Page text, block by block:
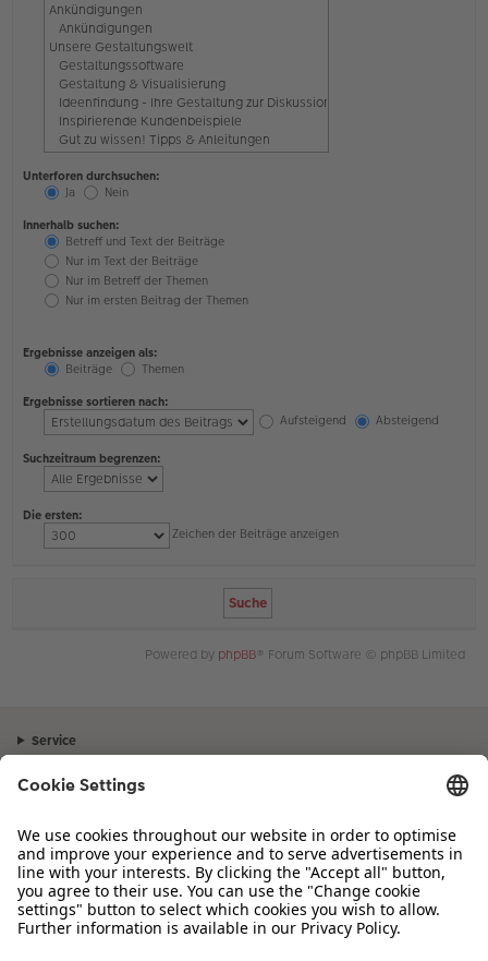
Unterforen durchsuchen:
Ja
Nein
Innerhalb suchen:
Betreff und Text der Beiträge
Nur im Text der Beiträge
Nur im Betreff der Themen
Nur im ersten Beitrag der Themen
Ergebnisse anzeigen als:
Beiträge
Themen
Ergebnisse sortieren nach:
Aufsteigend
Absteigend
Suchzeitraum begrenzen:
Die ersten:
Zeichen der Beiträge anzeigen
Powered by phpBB® Forum Software © phpBB Limited
Service
Sortiment
Inspiration